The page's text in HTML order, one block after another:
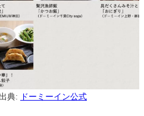
典: ドーミーイン公式